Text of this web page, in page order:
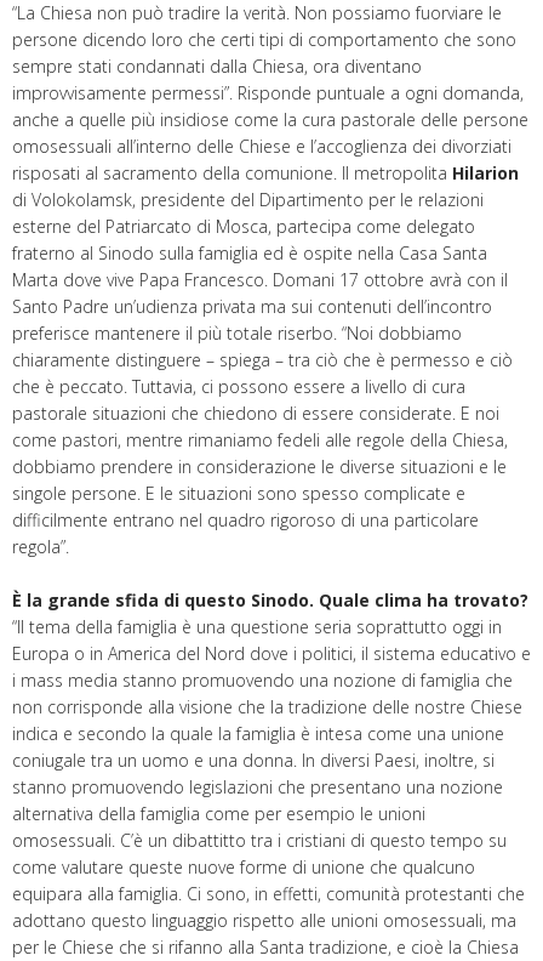
“La Chiesa non può tradire la verità. Non possiamo fuorviare le
persone dicendo loro che certi tipi di comportamento che sono
sempre stati condannati dalla Chiesa, ora diventano
improvvisamente permessi”. Risponde puntuale a ogni domanda,
anche a quelle più insidiose come la cura pastorale delle persone
omosessuali all’interno delle Chiese e l’accoglienza dei divorziati
risposati al sacramento della comunione. Il metropolita Hilarion
di Volokolamsk, presidente del Dipartimento per le relazioni
esterne del Patriarcato di Mosca, partecipa come delegato
fraterno al Sinodo sulla famiglia ed è ospite nella Casa Santa
Marta dove vive Papa Francesco. Domani 17 ottobre avrà con il
Santo Padre un’udienza privata ma sui contenuti dell’incontro
preferisce mantenere il più totale riserbo. “Noi dobbiamo
chiaramente distinguere – spiega – tra ciò che è permesso e ciò
che è peccato. Tuttavia, ci possono essere a livello di cura
pastorale situazioni che chiedono di essere considerate. E noi
come pastori, mentre rimaniamo fedeli alle regole della Chiesa,
dobbiamo prendere in considerazione le diverse situazioni e le
singole persone. E le situazioni sono spesso complicate e
difficilmente entrano nel quadro rigoroso di una particolare
regola”.
È la grande sfida di questo Sinodo. Quale clima ha trovato?
“Il tema della famiglia è una questione seria soprattutto oggi in
Europa o in America del Nord dove i politici, il sistema educativo e
i mass media stanno promuovendo una nozione di famiglia che
non corrisponde alla visione che la tradizione delle nostre Chiese
indica e secondo la quale la famiglia è intesa come una unione
coniugale tra un uomo e una donna. In diversi Paesi, inoltre, si
stanno promuovendo legislazioni che presentano una nozione
alternativa della famiglia come per esempio le unioni
omosessuali. C’è un dibattitto tra i cristiani di questo tempo su
come valutare queste nuove forme di unione che qualcuno
equipara alla famiglia. Ci sono, in effetti, comunità protestanti che
adottano questo linguaggio rispetto alle unioni omosessuali, ma
per le Chiese che si rifanno alla Santa tradizione, e cioè la Chiesa